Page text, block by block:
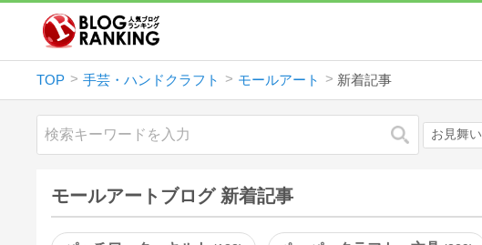
TOP 手芸・ハンドクラフト モールアート 新着記事
検索 お見舞い
モールアートブログ 新着記事